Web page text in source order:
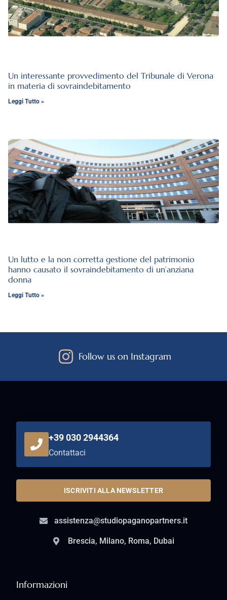
Un interessante provvedimento del Tribunale di Verona
in materia di sovraindebitamento
Leggi Tutto »
Un lutto e la non corretta gestione del patrimonio
hanno causato il sovraindebitamento di un’anziana
donna
Leggi Tutto »
Follow us on Instagram
Informazioni
+39 030 2944364
Contattaci
ISCRIVITI ALLA NEWSLETTER
assistenza@studiopaganopartners.it
Brescia, Milano, Roma, Dubai